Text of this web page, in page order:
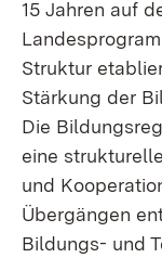
15 Jahren auf
Struktur
Stärkung der
Die
eine
und
Übergängen
Bildungs- und